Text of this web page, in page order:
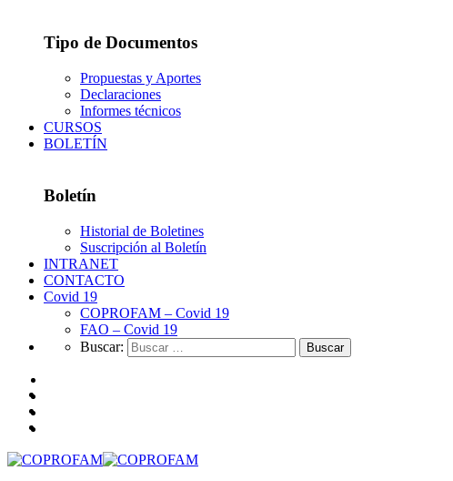
Tipo de Documentos
Propuestas y Aportes
Declaraciones
Informes técnicos
CURSOS
BOLETÍN
Boletín
Historial de Boletines
Suscripción al Boletín
INTRANET
CONTACTO
Covid 19
COPROFAM – Covid 19
FAO – Covid 19
Buscar: